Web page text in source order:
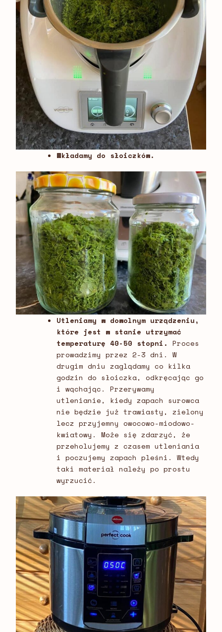
Wkładamy do słoiczków.
Utleniamy w dowolnym urządzeniu,
które jest w stanie utrzymać
temperaturę 40-50 stopni. Proces
prowadzimy przez 2-3 dni. W
drugim dniu zaglądamy co kilka
godzin do słoiczka, odkręcając go
i wąchając. Przerywamy
utlenianie, kiedy zapach surowca
nie będzie już trawiasty, zielony
lecz przyjemny owocowo-miodowo-
kwiatowy. Może się zdarzyć, że
przeholujemy z czasem utleniania
i poczujemy zapach pleśni. Wtedy
taki materiał należy po prostu
wyrzucić.